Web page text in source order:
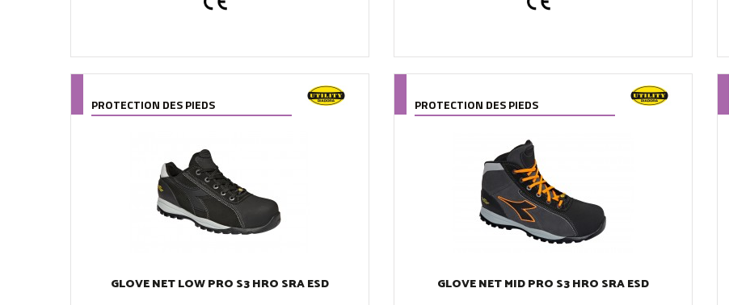
PROTECTION DES PIEDS
GLOVE NET LOW PRO S3 HRO SRA ESD
PROTECTION DES PIEDS
GLOVE NET MID PRO S3 HRO SRA ESD